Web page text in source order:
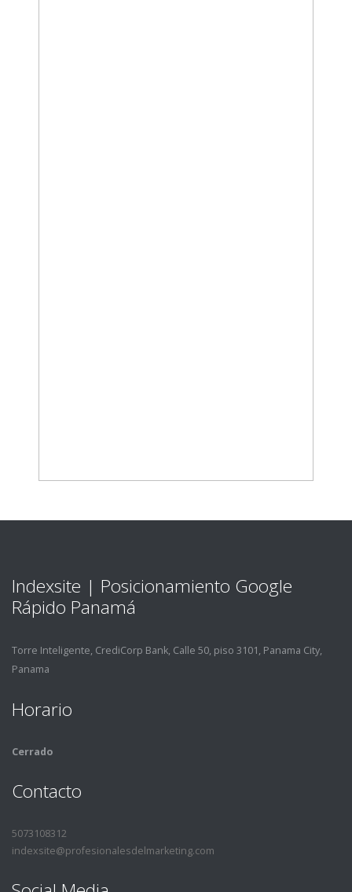
Indexsite | Posicionamiento Google
Rápido Panamá
Torre Inteligente, CrediCorp Bank, Calle 50, piso 3101, Panama City,
Panama
Horario
Cerrado
Contacto
5073108312
indexsite@profesionalesdelmarketing.com